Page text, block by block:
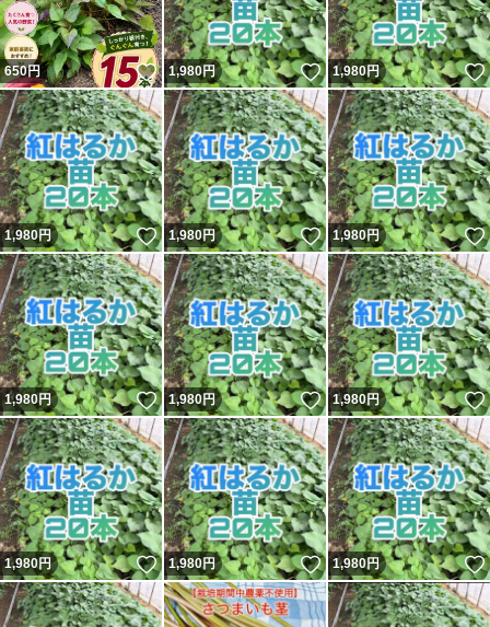
650円 いいね！
1,980円 いいね！
1,980円
1,980円 いいね！
1,980円 いいね！
1,980円
1,980円 いいね！
1,980円 いいね！
1,980円
1,980円 いいね！
1,980円 いいね！
1,980円